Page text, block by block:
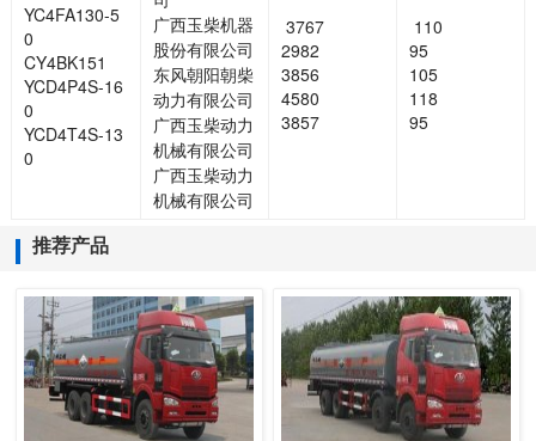
YC4FA130-5
0
CY4BK151
YCD4P4S-16
0
YCD4T4S-13
0
广西玉柴机器
股份有限公司
东风朝阳朝柴
动力有限公司
广西玉柴动力
机械有限公司
广西玉柴动力
机械有限公司
3767
2982
3856
4580
3857
110
95
105
118
95
推荐产品